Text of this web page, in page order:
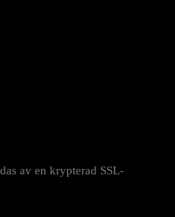
av en krypterad SSL-